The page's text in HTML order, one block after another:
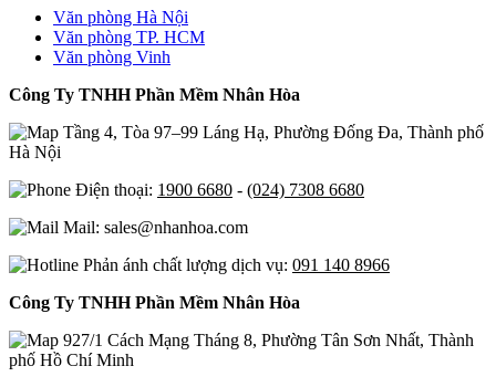
Văn phòng Hà Nội
Văn phòng TP. HCM
Văn phòng Vinh
Công Ty TNHH Phần Mềm Nhân Hòa
Tầng 4, Tòa 97–99 Láng Hạ, Phường Đống Đa, Thành phố
Hà Nội
Điện thoại: 1900 6680 - (024) 7308 6680
Mail: sales@nhanhoa.com
Phản ánh chất lượng dịch vụ: 091 140 8966
Công Ty TNHH Phần Mềm Nhân Hòa
927/1 Cách Mạng Tháng 8, Phường Tân Sơn Nhất, Thành
phố Hồ Chí Minh